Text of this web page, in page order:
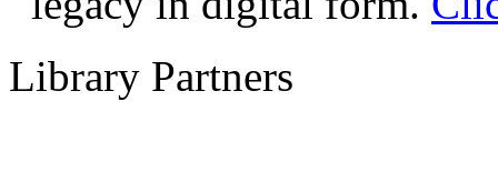
Library Partners